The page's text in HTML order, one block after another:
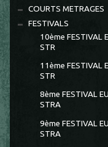
COURTS METRAGES
FESTIVALS
10ème FESTIVAL
STR
11ème FESTIVAL
STR
8ème FESTIVAL
STRA
9ème FESTIVAL
STRA